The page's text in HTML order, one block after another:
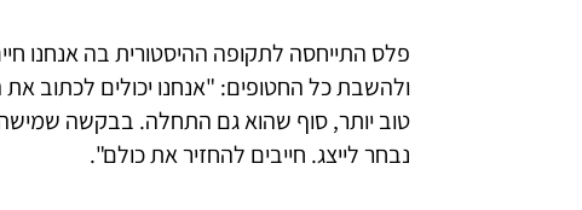
פלס התייחסה לתקופה ההיסטורית בה אנחנו
ולהשבת כל החטופים: "אנחנו יכולים לכתוב את
טוב יותר, סוף שהוא גם התחלה. בבקשה
נבחר לייצג. חייבים להחזיר את כולם".